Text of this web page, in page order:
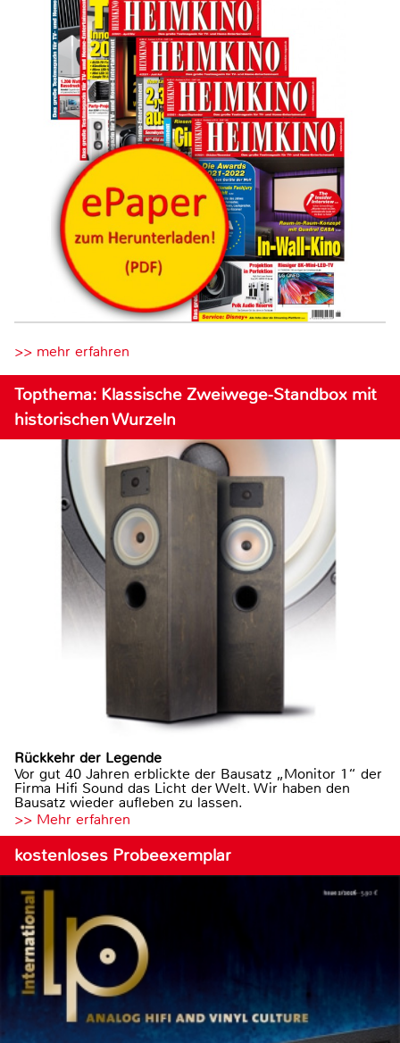
>> mehr erfahren
Topthema: Klassische Zweiwege-Standbox mit
historischen Wurzeln
Rückkehr der Legende
Vor gut 40 Jahren erblickte der Bausatz „Monitor 1“ der
Firma Hifi Sound das Licht der Welt. Wir haben den
Bausatz wieder aufleben zu lassen.
>> Mehr erfahren
kostenloses Probeexemplar